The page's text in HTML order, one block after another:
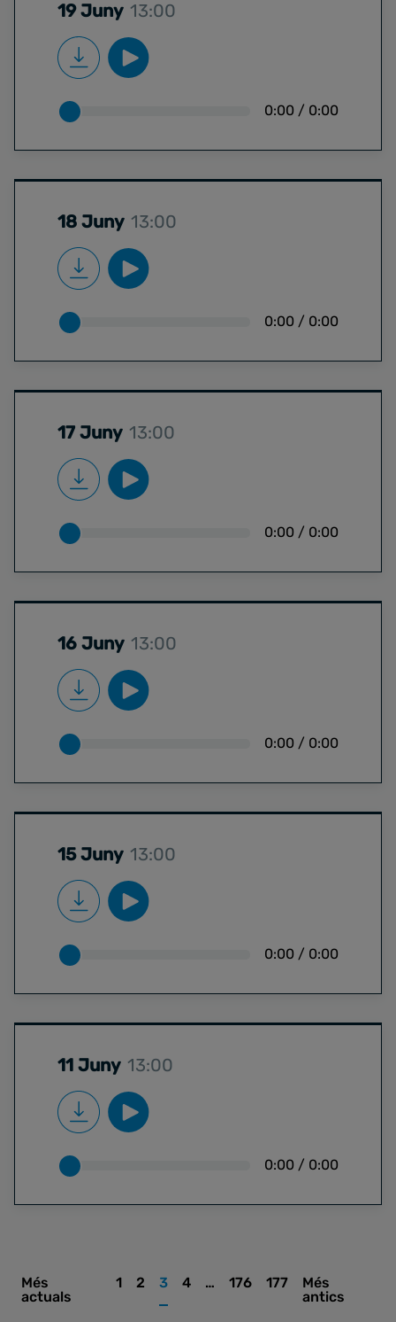
19 Juny 13:00
0:00 / 0:00
18 Juny 13:00
0:00 / 0:00
17 Juny 13:00
0:00 / 0:00
16 Juny 13:00
0:00 / 0:00
15 Juny 13:00
0:00 / 0:00
11 Juny 13:00
0:00 / 0:00
Més
actuals
1 2 3 4 … 176 177
Més
antics